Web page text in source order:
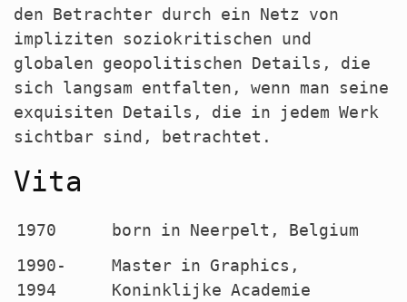
den Betrachter durch ein Netz von
impliziten soziokritischen und
globalen geopolitischen Details, die
sich langsam entfalten, wenn man seine
exquisiten Details, die in jedem Werk
sichtbar sind, betrachtet.
Vita
1970
born in Neerpelt, Belgium
1990-
1994
Master in Graphics,
Koninklijke Academie